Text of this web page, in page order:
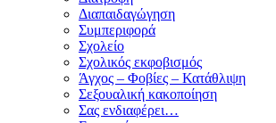
Διαπαιδαγώγηση
Συμπεριφορά
Σχολείο
Σχολικός εκφοβισμός
Άγχος – Φοβίες – Κατάθλιψη
Σεξουαλική κακοποίηση
Σας ενδιαφέρει…